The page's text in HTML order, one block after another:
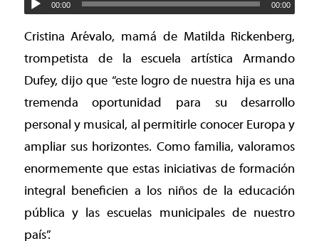
00:00 00:00
Cristina Arévalo, mamá de Matilda Rickenberg,
trompetista de la escuela artística Armando
Dufey, dijo que “este logro de nuestra hija es una
tremenda oportunidad para su desarrollo
personal y musical, al permitirle conocer Europa y
ampliar sus horizontes. Como familia, valoramos
enormemente que estas iniciativas de formación
integral beneficien a los niños de la educación
pública y las escuelas municipales de nuestro
país”.